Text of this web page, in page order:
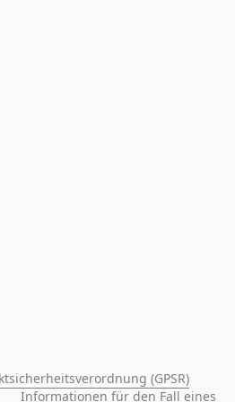
(GPSR)
Informationen für den Fall eines